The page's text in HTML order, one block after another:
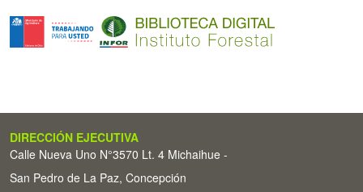
DIRECCIÓN EJECUTIVA
Calle Nueva Uno N°3570 Lt. 4 Michaihue -
San Pedro de La Paz, Concepción